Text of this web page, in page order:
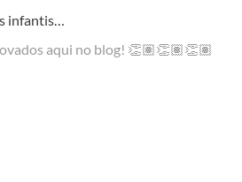
infantis…
aqui no blog! 👏🏽👏🏽👏🏽